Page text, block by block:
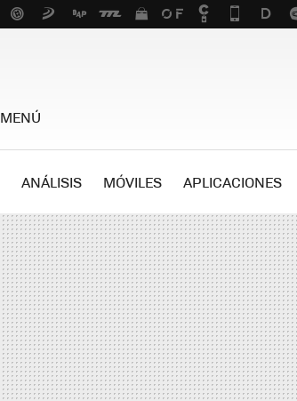
MENÚ
ANÁLISIS MÓVILES APLICACIONES